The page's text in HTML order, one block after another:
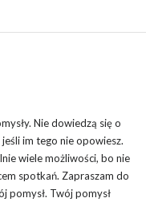
Nie dowiedzą się o
im tego nie opowiesz.
wiele możliwości, bo nie
spotkań. Zapraszam do
pomysł. Twój pomysł